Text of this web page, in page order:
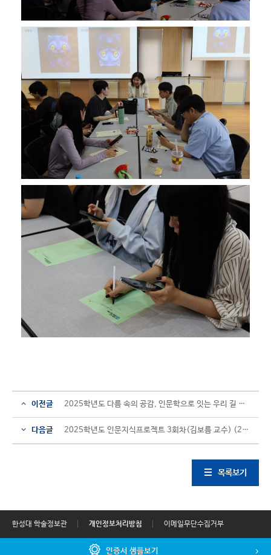
이전글 2025학년도 다름 속의 공감, 인문학으로 잇는 우리 길 위의 인문학 2회차(장유정 교수) (250912)
다음글 2025학년도 인문지식프로젝트 3회차(김보름 교수) (250523)
목록보기
한성대 학술정보관 개인정보처리방침 이메일무단수집거부
인증서 샘플보기